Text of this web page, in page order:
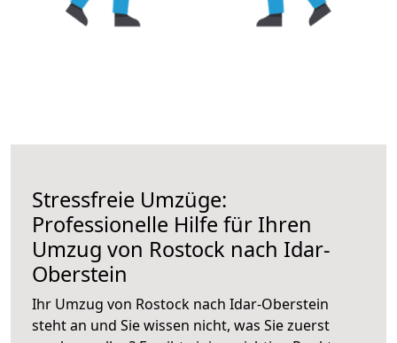
Stressfreie Umzüge:
Professionelle Hilfe für Ihren
Umzug von Rostock nach Idar-
Oberstein
Ihr Umzug von Rostock nach Idar-Oberstein
steht an und Sie wissen nicht, was Sie zuerst